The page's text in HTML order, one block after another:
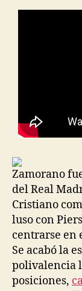
Zamorano
del Real
Cristiano
luso con
centrarse en
Se acabó la
polivalencia
posiciones,